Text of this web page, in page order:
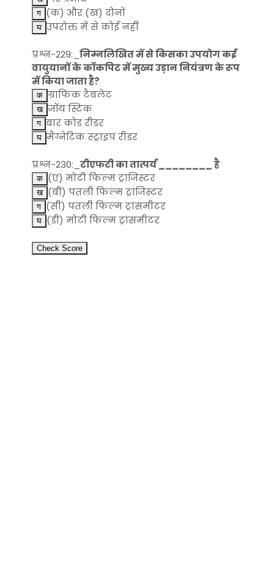
(क) और (ख) दोनों
उपरोक्त में से कोई नहीं
प्रश्न-229:_ निम्नलिखित में से किसका उपयोग कई
वायुयानों के कॉकपिट में मुख्य उड़ान नियंत्रण के रूप
में किया जाता है?
ग्राफिक टैबलेट
जॉय स्टिक
बार कोड रीडर
मैग्नेटिक स्ट्राइप रीडर
प्रश्न-230:_ टीएफटी का तात्पर्य ________ है
(ए) मोटी फिल्म ट्रांजिस्टर
(बी) पतली फिल्म ट्रांजिस्टर
(सी) पतली फिल्म ट्रांसमीटर
(डी) मोटी फिल्म ट्रांसमीटर